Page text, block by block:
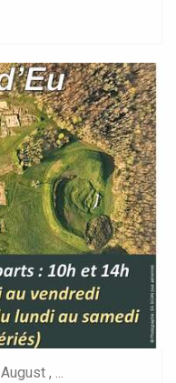
August ,